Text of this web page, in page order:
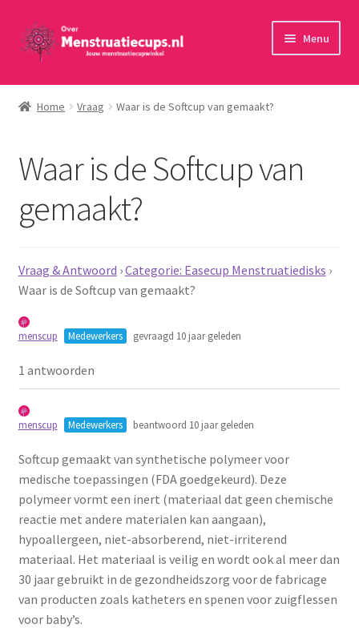
Ga
door
navigatie
Ga
naar
inhoud
Menu
Home
Menstruatiecups
Menstruatiedisks
Wasbaar maandverband
Toebehoren
Voordeelpakketten
Proefpakketten
wat je nog meer wil weten
Home Vraag Waar is de Softcup van gemaakt?
Waar is de Softcup van
gemaakt?
Vraag & Antwoord ›Categorie: Easecup Menstruatiedisks ›
Waar is de Softcup van gemaakt?
menscup Medewerkers gevraagd 10 jaar geleden
1 antwoorden
menscup Medewerkers beantwoord 10 jaar geleden
Softcup gemaakt van synthetische polymeer voor
medische toepassingen (FDA goedgekeurd). Deze
polymeer vormt een inert (materiaal dat geen chemische
reactie met andere materialen kan aangaan),
hypoallergeen, niet-absorberend, niet-irriterend
materiaal. Het materiaal is veilig en wordt ook al meer dan
30 jaar gebruikt in de gezondheidszorg voor de fabricage
van producten zoals katheters en spenen voor zuigflessen
voor baby’s.